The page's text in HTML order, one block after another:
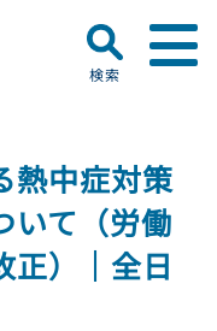
▼
検索
熱中症対策
いて（労働
正）｜全日